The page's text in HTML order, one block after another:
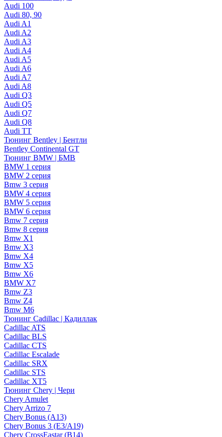
Audi 100
Audi 80, 90
Audi A1
Audi A2
Audi A3
Audi A4
Audi A5
Audi A6
Audi A7
Audi A8
Audi Q3
Audi Q5
Audi Q7
Audi Q8
Audi TT
Тюнинг Bentley | Бентли
Bentley Continental GT
Тюнинг BMW | БМВ
BMW 1 серия
BMW 2 серия
Bmw 3 серия
BMW 4 серия
BMW 5 серия
BMW 6 серия
Bmw 7 серия
Bmw 8 серия
Bmw X1
Bmw X3
Bmw X4
Bmw X5
Bmw X6
BMW X7
Bmw Z3
Bmw Z4
Bmw М6
Тюнинг Cadillac | Кадиллак
Cadillac ATS
Cadillac BLS
Cadillac CTS
Cadillac Escalade
Cadillac SRX
Cadillac STS
Cadillac XT5
Тюнинг Chery | Чери
Chery Amulet
Chery Arrizo 7
Chery Bonus (A13)
Chery Bonus 3 (E3/A19)
Chery CrossEastar (B14)